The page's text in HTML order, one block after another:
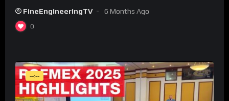
FineEngineeringTV 6 Months Ago
0
--:--